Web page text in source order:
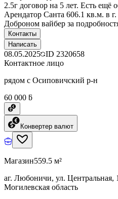
2.5г договор на 5 лет. Есть ещё
Арендатор Санта 606.1 кв.м. в
Доброном вайбер за
Контакты
Написать
08.05.2025 ID 2320658
Контактное лицо
рядом с Осиповичский р-н
60 000 ƃ
Конвертер валют
Магазин559.5 м²
аг. Любоничи, ул. Центральная,
Могилевская область